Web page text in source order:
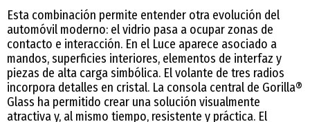
Esta combinación permite entender otra evolución del
automóvil moderno: el vidrio pasa a ocupar zonas de
contacto e interacción. En el Luce aparece asociado a
mandos, superficies interiores, elementos de interfaz y
piezas de alta carga simbólica. El volante de tres radios
incorpora detalles en cristal. La consola central de Gorilla®
Glass ha permitido crear una solución visualmente
atractiva y, al mismo tiempo, resistente y práctica. El